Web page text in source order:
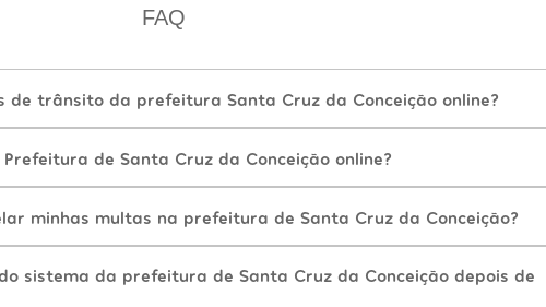
FAQ
de trânsito da prefeitura Santa Cruz da Conceição online?
de Santa Cruz da Conceição online?
minhas multas na prefeitura de Santa Cruz da Conceição?
sistema da prefeitura de Santa Cruz da Conceição depois de